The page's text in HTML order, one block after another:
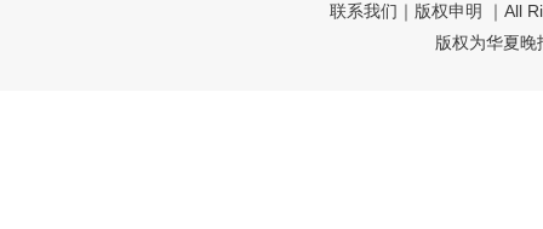
联系我们 ｜ 版权申明 ｜All
版权为华夏